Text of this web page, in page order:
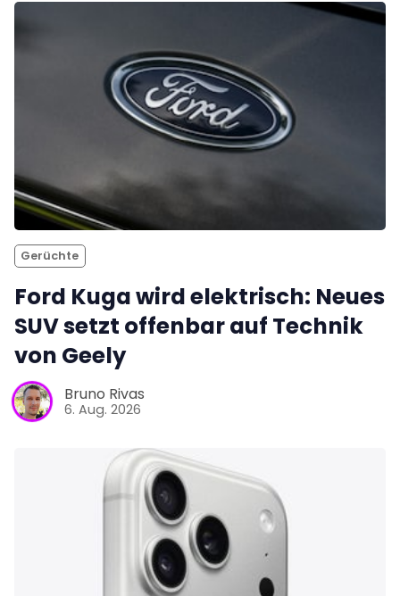
Gerüchte
Ford Kuga wird elektrisch: Neues
SUV setzt offenbar auf Technik
von Geely
Bruno Rivas
6. Aug. 2026